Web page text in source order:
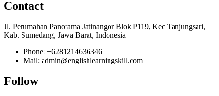
Contact
Jl. Perumahan Panorama Jatinangor Blok P119, Kec Tanjungsari,
Kab. Sumedang, Jawa Barat, Indonesia
Phone: +6281214636346
Mail: admin@englishlearningskill.com
Follow